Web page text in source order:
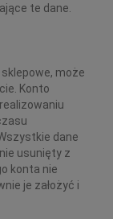
te dane.
sklepowe, może
Konto
dane
usunięty z
konta nie
je założyć i